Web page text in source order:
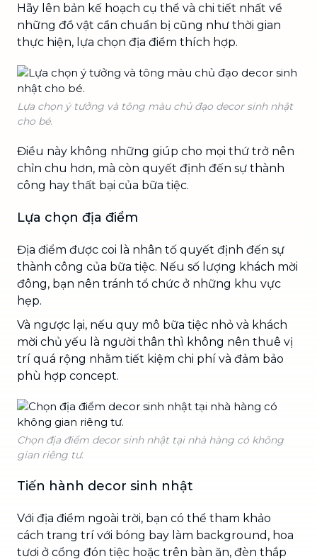
Hãy lên bản kế hoạch cụ thể và chi tiết nhất về
những đồ vật cần chuẩn bị cũng như thời gian
thực hiện, lựa chọn địa điểm thích hợp.
Lựa chọn ý tưởng và tông màu chủ đạo decor sinh nhật
cho bé.
Điều này không những giúp cho mọi thứ trở nên
chỉn chu hơn, mà còn quyết định đến sự thành
công hay thất bại của bữa tiệc.
Lựa chọn địa điểm
Địa điểm được coi là nhân tố quyết định đến sự
thành công của bữa tiệc. Nếu số lượng khách mời
đông, bạn nên tránh tổ chức ở những khu vực
hẹp.
Và ngược lại, nếu quy mô bữa tiệc nhỏ và khách
mời chủ yếu là người thân thì không nên thuê vị
trí quá rộng nhằm tiết kiệm chi phí và đảm bảo
phù hợp concept.
Chọn địa điểm decor sinh nhật tại nhà hàng có không
gian riêng tư.
Tiến hành decor sinh nhật
Với địa điểm ngoài trời, bạn có thể tham khảo
cách trang trí với bóng bay làm background, hoa
tươi ở cổng đón tiệc hoặc trên bàn ăn, đèn thắp